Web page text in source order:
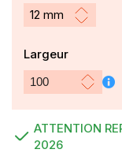
Largeur
ATTENTION
2026